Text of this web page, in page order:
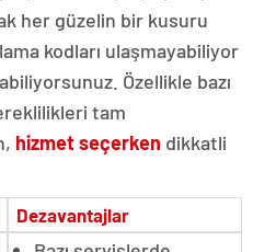
her güzelin bir kusuru
kodları ulaşmayabiliyor
Özellikle bazı
tam
hizmet seçerken dikkatli
Dezavantajlar